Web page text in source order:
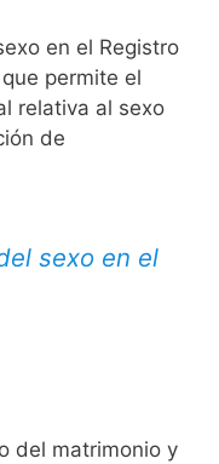
en el Registro
permite el
relativa al sexo
de
sexo en el
del matrimonio y